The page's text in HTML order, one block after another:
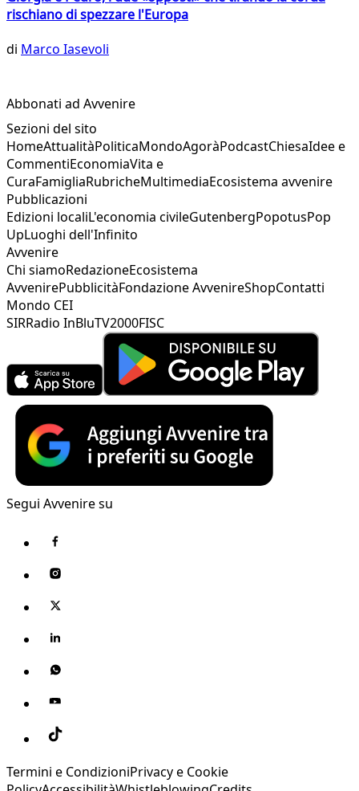
rischiano di spezzare l'Europa
di Marco Iasevoli
Abbonati ad Avvenire
Sezioni del sito
HomeAttualitàPoliticaMondoAgoràPodcastChiesaIdee e
CommentiEconomiaVita e
CuraFamigliaRubricheMultimediaEcosistema avvenire
Pubblicazioni
Edizioni localiL'economia civileGutenbergPopotusPop
UpLuoghi dell'Infinito
Avvenire
Chi siamoRedazioneEcosistema
AvvenirePubblicitàFondazione AvvenireShopContatti
Mondo CEI
SIRRadio InBluTV2000FISC
Segui Avvenire su
Termini e CondizioniPrivacy e Cookie